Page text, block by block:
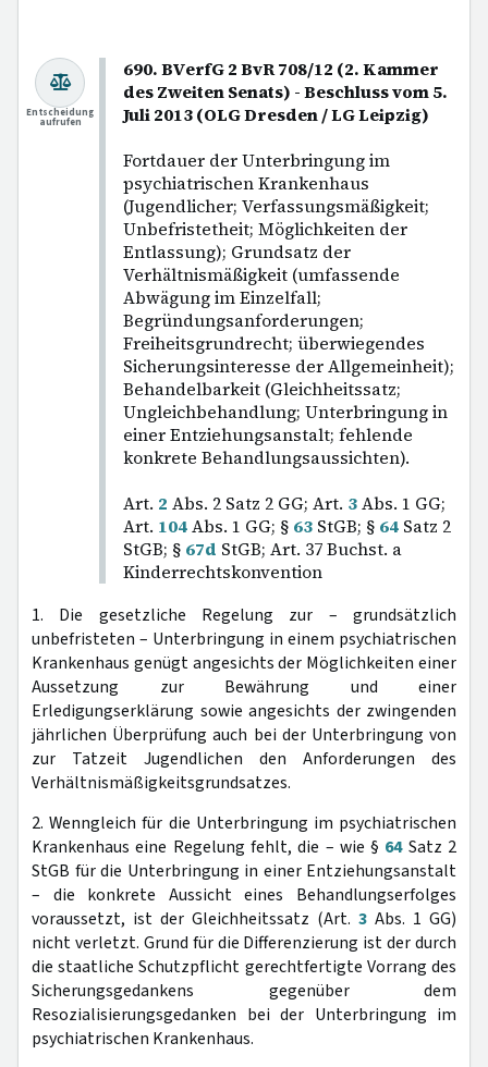
690. BVerfG 2 BvR 708/12 (2. Kammer
des Zweiten Senats) - Beschluss vom 5.
Juli 2013 (OLG Dresden / LG Leipzig)
Fortdauer der Unterbringung im
psychiatrischen Krankenhaus
(Jugendlicher; Verfassungsmäßigkeit;
Unbefristetheit; Möglichkeiten der
Entlassung); Grundsatz der
Verhältnismäßigkeit (umfassende
Abwägung im Einzelfall;
Begründungsanforderungen;
Freiheitsgrundrecht; überwiegendes
Sicherungsinteresse der Allgemeinheit);
Behandelbarkeit (Gleichheitssatz;
Ungleichbehandlung; Unterbringung in
einer Entziehungsanstalt; fehlende
konkrete Behandlungsaussichten).
Art. 2 Abs. 2 Satz 2 GG; Art. 3Abs. 1 GG;
Art. 104Abs. 1 GG; § 63 StGB; § 64 Satz 2
StGB; § 67d StGB; Art. 37 Buchst. a
Kinderrechtskonvention
Entscheidung
aufrufen
1. Die gesetzliche Regelung zur – grundsätzlich
unbefristeten – Unterbringung in einem psychiatrischen
Krankenhaus genügt angesichts der Möglichkeiten einer
Aussetzung zur Bewährung und einer
Erledigungserklärung sowie angesichts der zwingenden
jährlichen Überprüfung auch bei der Unterbringung von
zur Tatzeit Jugendlichen den Anforderungen des
Verhältnismäßigkeitsgrundsatzes.
2. Wenngleich für die Unterbringung im psychiatrischen
Krankenhaus eine Regelung fehlt, die – wie § 64Satz 2
StGB für die Unterbringung in einer Entziehungsanstalt
– die konkrete Aussicht eines Behandlungserfolges
voraussetzt, ist der Gleichheitssatz (Art. 3 Abs. 1 GG)
nicht verletzt. Grund für die Differenzierung ist der durch
die staatliche Schutzpflicht gerechtfertigte Vorrang des
Sicherungsgedankens gegenüber dem
Resozialisierungsgedanken bei der Unterbringung im
psychiatrischen Krankenhaus.